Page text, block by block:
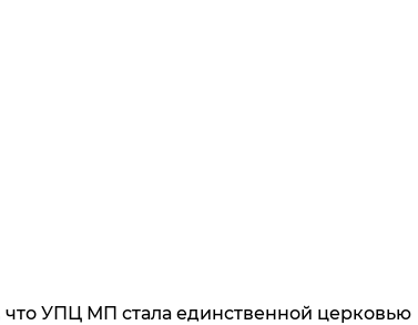
что УПЦ МП стала единственной церковью